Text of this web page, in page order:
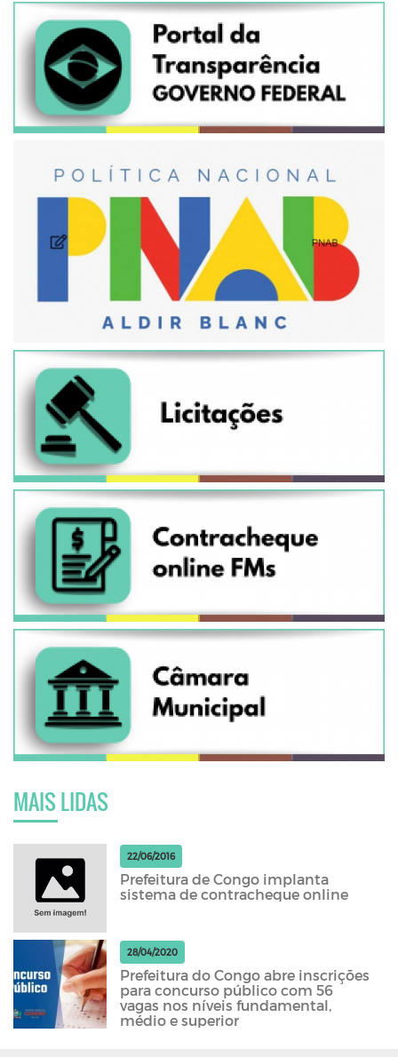
MAIS LIDAS
22/06/2016
Prefeitura de Congo implanta
sistema de contracheque online
28/04/2020
Prefeitura do Congo abre inscrições
para concurso público com 56
vagas nos níveis fundamental,
médio e superior